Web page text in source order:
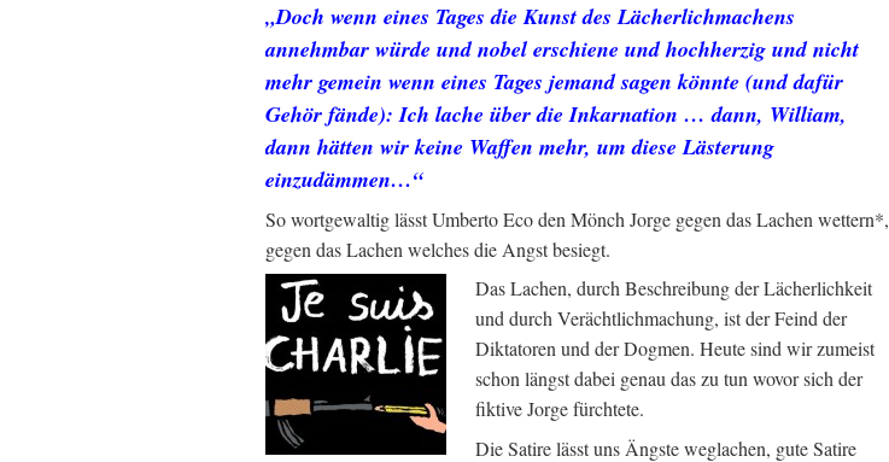
„Doch wenn eines Tages die Kunst des Lächerlichmachens
annehmbar würde und nobel erschiene und hochherzig und nicht
mehr gemein wenn eines Tages jemand sagen könnte (und dafür
Gehör fände): Ich lache über die Inkarnation … dann, William,
dann hätten wir keine Waffen mehr, um diese Lästerung
einzudämmen…“
So wortgewaltig lässt Umberto Eco den Mönch Jorge gegen das Lachen wettern*,
gegen das Lachen welches die Angst besiegt.
Das Lachen, durch Beschreibung der Lächerlichkeit
und durch Verächtlichmachung, ist der Feind der
Diktatoren und der Dogmen. Heute sind wir zumeist
schon längst dabei genau das zu tun wovor sich der
fiktive Jorge fürchtete.
Die Satire lässt uns Ängste weglachen, gute Satire